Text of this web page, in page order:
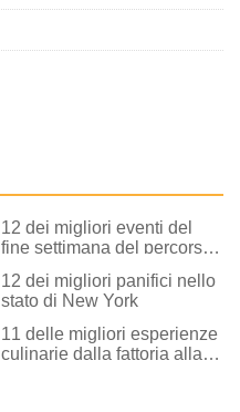
12 dei migliori eventi del
fine settimana del percorso
Stato di New York
12 dei migliori panifici nello
stato di New York
11 delle migliori esperienze
culinarie dalla fattoria alla